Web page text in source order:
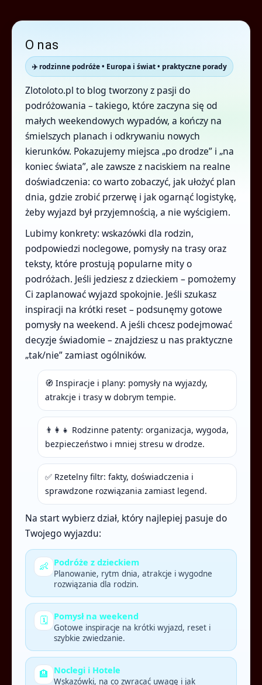
O nas
✈️ rodzinne podróże • Europa i świat • praktyczne porady
Zlotoloto.pl to blog tworzony z pasji do
podróżowania – takiego, które zaczyna się od
małych weekendowych wypadów, a kończy na
śmielszych planach i odkrywaniu nowych
kierunków. Pokazujemy miejsca „po drodze” i „na
koniec świata”, ale zawsze z naciskiem na realne
doświadczenia: co warto zobaczyć, jak ułożyć plan
dnia, gdzie zrobić przerwę i jak ogarnąć logistykę,
żeby wyjazd był przyjemnością, a nie wyścigiem.
Lubimy konkrety: wskazówki dla rodzin,
podpowiedzi noclegowe, pomysły na trasy oraz
teksty, które prostują popularne mity o
podróżach. Jeśli jedziesz z dzieckiem – pomożemy
Ci zaplanować wyjazd spokojnie. Jeśli szukasz
inspiracji na krótki reset – podsunęmy gotowe
pomysły na weekend. A jeśli chcesz podejmować
decyzje świadomie – znajdziesz u nas praktyczne
„tak/nie” zamiast ogólników.
🧭 Inspiracje i plany: pomysły na wyjazdy,
atrakcje i trasy w dobrym tempie.
👨‍👩‍👧 Rodzinne patenty: organizacja, wygoda,
bezpieczeństwo i mniej stresu w drodze.
✅ Rzetelny filtr: fakty, doświadczenia i
sprawdzone rozwiązania zamiast legend.
Na start wybierz dział, który najlepiej pasuje do
Twojego wyjazdu:
👶 Podróże z dzieckiem
Planowanie, rytm dnia, atrakcje i wygodne
rozwiązania dla rodzin.
🗓️ Pomysł na weekend
Gotowe inspiracje na krótki wyjazd, reset i
szybkie zwiedzanie.
🏨 Noclegi i Hotele
Wskazówki, na co zwracać uwagę i jak